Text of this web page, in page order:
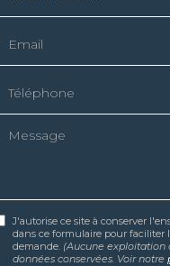
Message
J'autorise ce site à conserver
dans ce formulaire pour faciliter
demande. (Aucune exploitation
données conservées. Voir notre